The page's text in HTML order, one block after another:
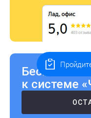
Бесплатно
к системе